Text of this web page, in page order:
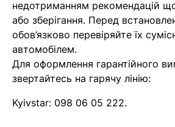
недотриманням рекомендацій
або зберігання. Перед
обов’язково перевіряйте їх
автомобілем.
Для оформлення гарантійного
звертайтесь на гарячу лінію:
Kyivstar: 098 06 05 222.